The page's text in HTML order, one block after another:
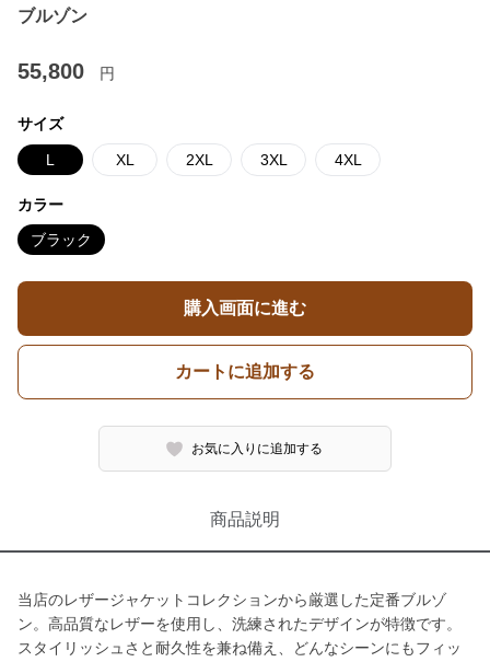
ブルゾン
55,800 円
サイズ
L XL 2XL 3XL 4XL
カラー
ブラック
購入画面に進む
カートに追加する
お気に入りに追加する
商品説明
当店のレザージャケットコレクションから厳選した定番ブルゾ
ン。高品質なレザーを使用し、洗練されたデザインが特徴です。
スタイリッシュさと耐久性を兼ね備え、どんなシーンにもフィッ